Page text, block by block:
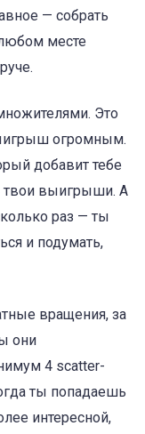
— собрать
месте
Это
огромным.
добавит тебе
твои выигрыши. А
раз — ты
и подумать,
вращения, за
они
4 scatter-
ты попадаешь
интересной,